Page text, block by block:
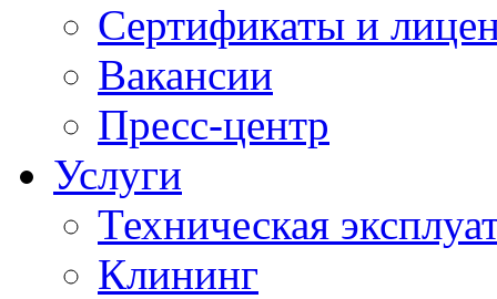
Сертификаты и
Вакансии
Пресс-центр
Услуги
Техническая
Клининг